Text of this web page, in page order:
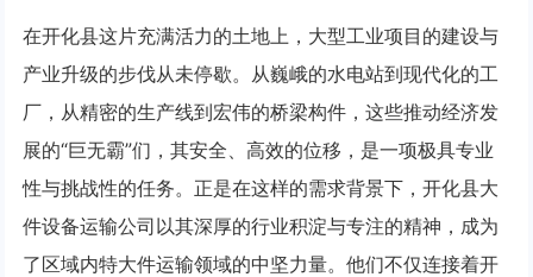
在开化县这片充满活力的土地上，大型工业项目的建设与
产业升级的步伐从未停歇。从巍峨的水电站到现代化的工
厂，从精密的生产线到宏伟的桥梁构件，这些推动经济发
展的“巨无霸”们，其安全、高效的位移，是一项极具专业
性与挑战性的任务。正是在这样的需求背景下，开化县大
件设备运输公司以其深厚的行业积淀与专注的精神，成为
了区域内特大件运输领域的中坚力量。他们不仅连接着开